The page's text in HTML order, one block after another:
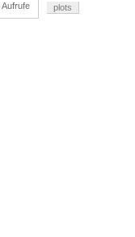
Aufrufe plots